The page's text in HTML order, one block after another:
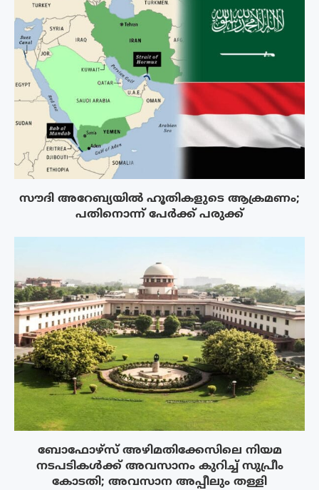
സൗദി അറേബ്യയിൽ ഹൂതികളുടെ ആക്രമണം;
പതിനൊന്ന് പേർക്ക് പരുക്ക്
ബോഫോഴ്‌സ് അഴിമതിക്കേസിലെ നിയമ
നടപടികൾക്ക് അവസാനം കുറിച്ച് സുപ്രീം
കോടതി; അവസാന അപ്പീലും തള്ളി